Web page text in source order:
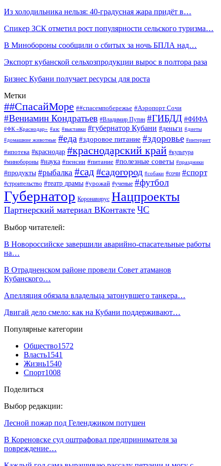
Из холодильника нельзя: 40-градусная жара придёт в…
Спикер ЗСК отметил рост популярности сельского туризма…
В Минобороны сообщили о сбитых за ночь БПЛА над…
Экспорт кубанской сельхозпродукции вырос в полтора раза
Бизнес Кубани получает ресурсы для роста
Метки
##СпасайМоре ##спасемпобережье #Аэропорт Сочи
#Вениамин Кондратьев #Владимир Путин #ГИБДД #ФИФА
#ФК «Краснодар» #азс #выставки #губернатор Кубани #деньги #диеты
#домашние животные #еда #здоровое питание #здоровье #интернет
#ипотека #краснодар #краснодарский край #культура
#минобороны #наука #пенсии #питание #полезные советы #праздники
#продукты #рыбалка #сад #садогород #собаки #сочи #спорт
#строительство #театр драмы #урожай #ученые #футбол
Губернатор Коронавирус Нацпроекты
Партнерский материал ВКонтакте ЧС
Выбор читателей:
В Новороссийске завершили аварийно-спасательные работы
на…
В Отрадненском районе провели Совет атаманов
Кубанского…
Апелляция обязала владельца затонувшего танкера…
Двигай дело смело: как на Кубани поддерживают…
Популярные категории
Общество1572
Власть1541
Жизнь1540
Спорт1008
Поделиться
Выбор редакции:
Лесной пожар под Геленджиком потушен
В Кореновске суд оштрафовал предпринимателя за
повреждение…